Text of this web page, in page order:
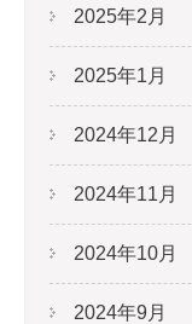
2025年2月
2025年1月
2024年12月
2024年11月
2024年10月
2024年9月